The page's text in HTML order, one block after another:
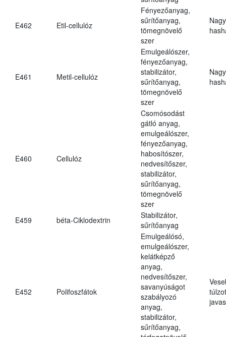
E462 Etil-cellulóz
Fényezőanyag,
sűrítőanyag,
tömegnövelő
szer
E461 Metil-cellulóz
Emulgeálószer,
fényezőanyag,
stabilizátor,
sűrítőanyag,
tömegnövelő
szer
E460 Cellulóz
Csomósodást
gátló anyag,
emulgeálószer,
fényezőanyag,
habosítószer,
nedvesítőszer,
stabilizátor,
sűrítőanyag,
tömegnövelő
szer
E459
béta-Ciklodextrin
Stabilizátor,
sűrítőanyag
E452 Polifoszfátok
Emulgeálósó,
emulgeálószer,
kelátképző
anyag,
nedvesítőszer,
savanyúságot
szabályozó
anyag,
stabilizátor,
sűrítőanyag,